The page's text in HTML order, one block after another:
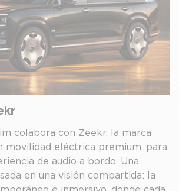
colabora con Zeekr, la marca
movilidad eléctrica premium, para
de audio a bordo. Una
en una visión compartida: la